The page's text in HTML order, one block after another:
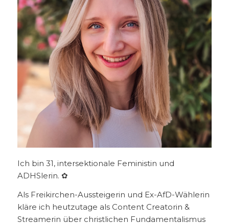
Ich bin 31, intersektionale Feministin und
ADHSlerin. ✿
Als Freikirchen-Aussteigerin und Ex-AfD-Wählerin
kläre ich heutzutage als Content Creatorin &
Streamerin über christlichen Fundamentalismus